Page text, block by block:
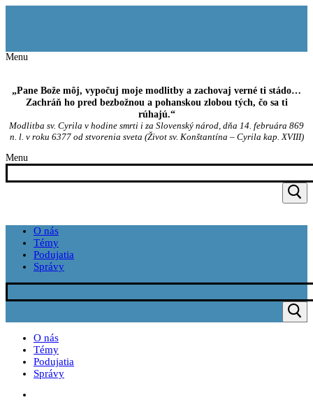
Menu
„Pane Bože môj, vypočuj moje modlitby a zachovaj verné ti stádo…
Zachráň ho pred bezbožnou a pohanskou zlobou tých, čo sa ti
rúhajú.“
Modlitba sv. Cyrila v hodine smrti i za Slovenský národ, dňa 14. februára 869
n. l. v roku 6377 od stvorenia sveta (Život sv. Konštantína – Cyrila kap. XVIII)
Menu
O nás
Témy
Podujatia
Správy
O nás
Témy
Podujatia
Správy